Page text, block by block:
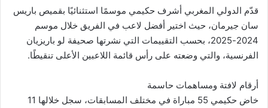
قدّم الدولي المغربي أشرف حكيمي موسمًا استثنائيًا بقميص باريس
سان جيرمان، حيث اختير أفضل لاعب في الفريق خلال موسم
2024-2025، بحسب التقييمات التي نشرتها صحيفة لو باريزيان
الفرنسية، والتي وضعته على رأس قائمة اللاعبين الأعلى تنقيطًا.
أرقام لافتة ومساهمات حاسمة
خاض حكيمي 55 مباراة في مختلف المسابقات، سجل خلالها 11